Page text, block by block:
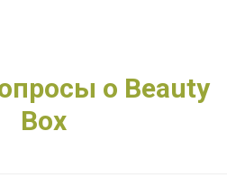
о Beauty
Box